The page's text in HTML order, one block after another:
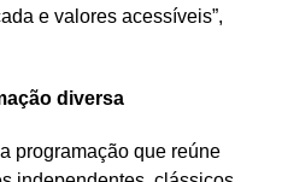
e valores acessíveis”,
diversa
programação que reúne